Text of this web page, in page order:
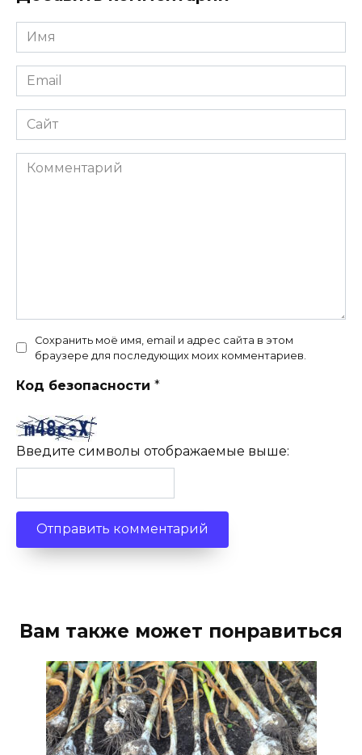
Имя
*
Email
*
Сайт
Комментарий
Сохранить моё имя, email и адрес сайта в этом
браузере для последующих моих комментариев.
Код безопасности *
Введите символы отображаемые выше:
Вам также может понравиться